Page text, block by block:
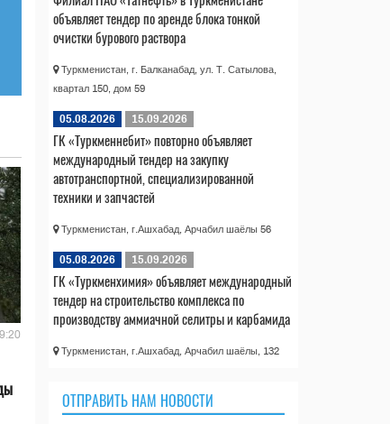
объявляет тендер по аренде блока тонкой
очистки бурового раствора
Туркменистан, г. Балканабад, ул. Т. Сатылова,
квартал 150, дом 59
05.08.2026 15.09.2026
ГК «Туркменнебит» повторно объявляет
международный тендер на закупку
автотранспортной, специализированной
техники и запчастей
Туркменистан, г.Ашхабад, Арчабил шаёлы 56
05.08.2026 15.09.2026
ГК «Туркменхимия» объявляет международный
тендер на строительство комплекса по
производству аммиачной селитры и карбамида
Туркменистан, г.Ашхабад, Арчабил шаёлы, 132
ОТПРАВИТЬ НАМ НОВОСТИ